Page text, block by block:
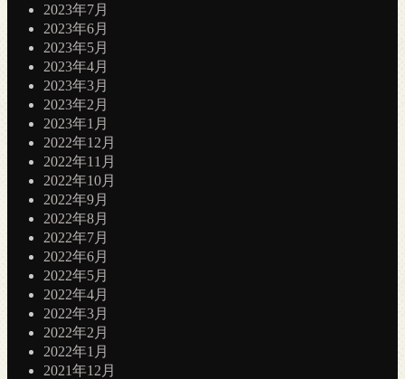
2023年7月
2023年6月
2023年5月
2023年4月
2023年3月
2023年2月
2023年1月
2022年12月
2022年11月
2022年10月
2022年9月
2022年8月
2022年7月
2022年6月
2022年5月
2022年4月
2022年3月
2022年2月
2022年1月
2021年12月